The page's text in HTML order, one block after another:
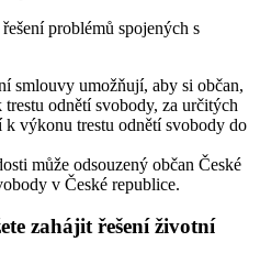
problémů spojených s
smlouvy umožňují, aby si občan,
odnětí svobody, za určitých
výkonu trestu odnětí svobody do
může odsouzený občan České
v České republice.
zahájit řešení životní